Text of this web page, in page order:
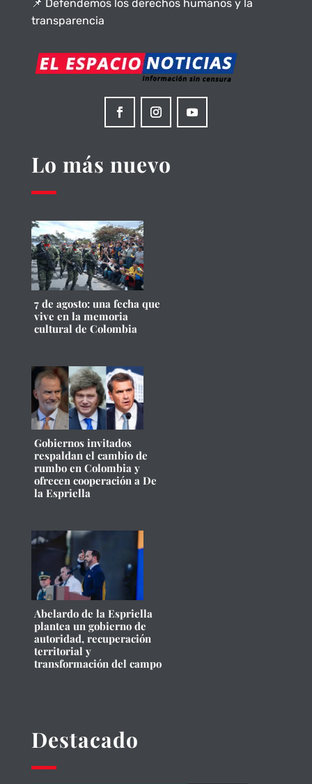
📌 Defendemos los derechos humanos y la
transparencia
Lo más nuevo
7 de agosto: una fecha que
vive en la memoria
cultural de Colombia
Gobiernos invitados
respaldan el cambio de
rumbo en Colombia y
ofrecen cooperación a De
la Espriella
Abelardo de la Espriella
plantea un gobierno de
autoridad, recuperación
territorial y
transformación del campo
Destacado